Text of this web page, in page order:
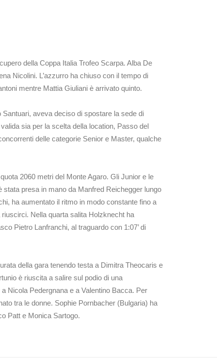
della Coppa Italia Trofeo Scarpa. Alba De
Nicolini. L’azzurro ha chiuso con il tempo di
mentre Mattia Giuliani è arrivato quinto.
aveva deciso di spostare la sede di
sia per la scelta della location, Passo del
delle categorie Senior e Master, qualche
2060 metri del Monte Agaro. Gli Junior e le
presa in mano da Manfred Reichegger lungo
ha aumentato il ritmo in modo constante fino a
Nella quarta salita Holzknecht ha
Pietro Lanfranchi, al traguardo con 1:07’ di
della gara tenendo testa a Dimitra Theocaris e
è riuscita a salire sul podio di una
Nicola Pedergnana e a Valentino Bacca. Per
tra le donne. Sophie Pornbacher (Bulgaria) ha
Patt e Monica Sartogo.